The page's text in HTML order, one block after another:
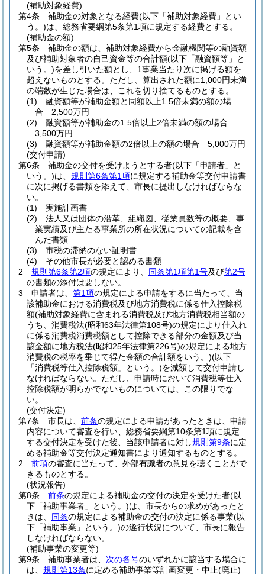
(補助対象経費)
第4条
補助金の対象となる経費(以下「補助対象経費」とい
う。)は、総務省要綱第5条第1項に規定する経費とする。
(補助金の額)
第5条
補助金の額は、補助対象経費から金融機関等の融資額
及び補助対象者の自己資金等の合計額(以下「融資額等」と
いう。)を差し引いた額とし、1事業当たり次に掲げる額を
超えないものとする。 ただし、算出された額に1,000円未満
の端数が生じた場合は、これを切り捨てるものとする。
(1)
融資額等が補助金額と同額以上1.5倍未満の額の場
合 2,500万円
(2)
融資額等が補助金の1.5倍以上2倍未満の額の場合
3,500万円
(3)
融資額等が補助金額の2倍以上の額の場合 5,000万円
(交付申請)
第6条
補助金の交付を受けようとする者(以下「申請者」と
いう。)は、 規則第6条第1項に規定する補助金等交付申請書
に次に掲げる書類を添えて、市長に提出しなければならな
い。
(1)
実施計画書
(2)
法人又は団体の沿革、組織図、従業員数等の概要、事
業実績及び主たる事業所の所在状況についての記載を含
んだ書類
(3)
市税の滞納のない証明書
(4)
その他市長が必要と認める書類
2
規則第6条第2項の規定により、 同条第1項第1号及び第2号
の書類の添付は要しない。
3
申請者は、 第1項の規定による申請をするに当たって、当
該補助金における消費税及び地方消費税に係る仕入控除税
額(補助対象経費に含まれる消費税及び地方消費税相当額の
うち、消費税法(昭和63年法律第108号)の規定により仕入れ
に係る消費税消費税額として控除できる部分の金額及び当
該金額に地方税法(昭和25年法律第226号)の規定による地方
消費税の税率を乗じて得た金額の合計額をいう。)(以下
「消費税等仕入控除税額」という。)を減額して交付申請し
なければならない。 ただし、申請時において消費税等仕入
控除税額が明らかでないものについては、この限りでな
い。
(交付決定)
第7条
市長は、 前条の規定による申請があったときは、申請
内容について審査を行い、総務省要綱第10条第1項に規定
する交付決定を受けた後、当該申請者に対し規則第9条に定
める補助金等交付決定通知書により通知するものとする。
2
前項の審査に当たって、外部有識者の意見を聴くことがで
きるものとする。
(状況報告)
第8条
前条の規定による補助金の交付の決定を受けた者(以
下「補助事業者」という。)は、市長からの求めがあったと
きは、 同条の規定による補助金の交付の決定に係る事業(以
下「補助事業」という。)の遂行状況について、市長に報告
しなければならない。
(補助事業の変更等)
第9条
補助事業者は、 次の各号のいずれかに該当する場合に
は、 規則第13条に定める補助事業等計画変更・中止(廃止)